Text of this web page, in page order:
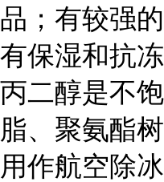
品；有较强
有保湿和抗冻
丙二醇是不
脂、聚氨酯
用作航空除